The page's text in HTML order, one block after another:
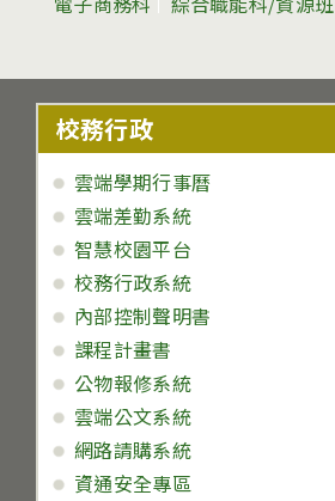
校務行政
雲端學期行事曆
雲端差勤系統
智慧校園平台
校務行政系統
內部控制聲明書
課程計畫書
公物報修系統
雲端公文系統
網路請購系統
資通安全專區